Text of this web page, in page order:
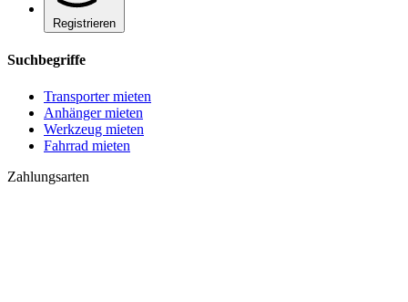
Registrieren
Suchbegriffe
Transporter mieten
Anhänger mieten
Werkzeug mieten
Fahrrad mieten
Zahlungsarten